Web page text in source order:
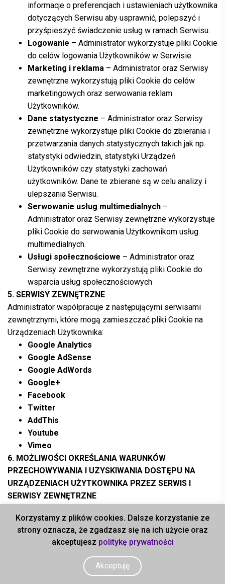
Korzystamy z plików cookies. Dalsze korzystanie ze
strony oznacza, że zgadzasz się na ich użycie oraz
akceptujesz politykę prywatności
Akceptuję
informacje o preferencjach i ustawieniach użytkownika
dotyczących Serwisu aby usprawnić, polepszyć i
przyśpieszyć świadczenie usług w ramach Serwisu.
Logowanie – Administrator wykorzystuje pliki Cookie
do celów logowania Użytkowników w Serwisie
Marketing i reklama – Administrator oraz Serwisy
zewnętrzne wykorzystują pliki Cookie do celów
marketingowych oraz serwowania reklam
Użytkowników.
Dane statystyczne – Administrator oraz Serwisy
zewnętrzne wykorzystuje pliki Cookie do zbierania i
przetwarzania danych statystycznych takich jak np.
statystyki odwiedzin, statystyki Urządzeń
Użytkowników czy statystyki zachowań
użytkowników. Dane te zbierane są w celu analizy i
ulepszania Serwisu.
Serwowanie usług multimedialnych –
Administrator oraz Serwisy zewnętrzne wykorzystuje
pliki Cookie do serwowania Użytkownikom usług
multimedialnych.
Usługi społecznościowe – Administrator oraz
Serwisy zewnętrzne wykorzystują pliki Cookie do
wsparcia usług społecznościowych
5. SERWISY ZEWNĘTRZNE
Administrator współpracuje z następującymi serwisami
zewnętrznymi, które mogą zamieszczać pliki Cookie na
Urządzeniach Użytkownika:
Google Analytics
Google AdSense
Google AdWords
Google+
Facebook
Twitter
AddThis
Youtube
Vimeo
6. MOŻLIWOŚCI OKREŚLANIA WARUNKÓW
PRZECHOWYWANIA I UZYSKIWANIA DOSTĘPU NA
URZĄDZENIACH UŻYTKOWNIKA PRZEZ SERWIS I
SERWISY ZEWNĘTRZNE
samodzielnie zmienić ustawienia dotyczące
zapisywania, usuwania oraz dostępu do danych
zapisanych plików Cookies
Informacje o sposobie wyłączenia plików Cookie w
najpopularniejszych przeglądarkach komputerowych i